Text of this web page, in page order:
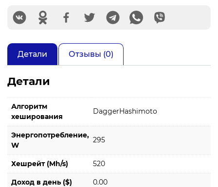
Детали Отзывы (0)
Детали
Алгоритм
хеширования
DaggerHashimoto
Энергопотребление,
W
295
Хешрейт (Mh/s) 520
Доход в день ($) 0.00